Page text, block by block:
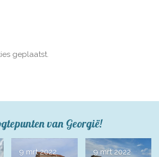
geplaatst.
van Georgië!
9 mrt 2022
9 mrt 2022